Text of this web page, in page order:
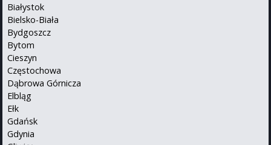
Białystok
Bielsko-Biała
Bydgoszcz
Bytom
Cieszyn
Częstochowa
Dąbrowa Górnicza
Elbląg
Ełk
Gdańsk
Gdynia